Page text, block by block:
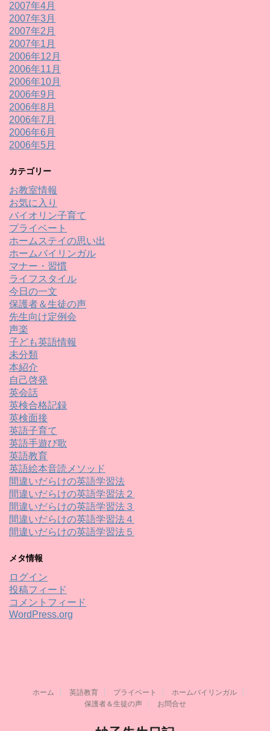
2007年4月
2007年3月
2007年2月
2007年1月
2006年12月
2006年11月
2006年10月
2006年9月
2006年8月
2006年7月
2006年6月
2006年5月
カテゴリー
お教室情報
お気に入り
バイオリン子育て
プライベート
ホームステイの思い出
ホームバイリンガル
マナー・習慣
ライフスタイル
今日の一文
保護者＆生徒の声
先生向け定例会
声楽
子ども英語情報
未分類
本紹介
自己啓発
英会話
英検合格記録
英検面接
英語子育て
英語手遊び歌
英語教育
英語絵本音読メソッド
間違いだらけの英語学習法
間違いだらけの英語学習法２
間違いだらけの英語学習法３
間違いだらけの英語学習法４
間違いだらけの英語学習法５
メタ情報
ログイン
投稿フィード
コメントフィード
WordPress.org
ホーム 英語教育 プライベート
ホームバイリンガル
保護者＆生徒の声
お問合せ